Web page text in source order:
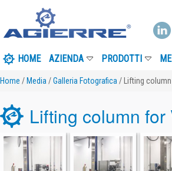
HOME AZIENDA PRODOTTI
Home / Media /Galleria Fotografica / Lifting
Lifting column